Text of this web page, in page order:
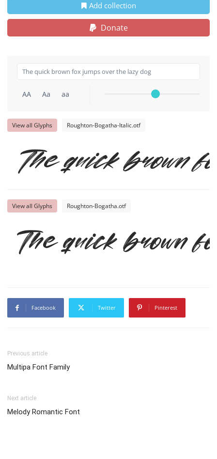
Add collection
Donate
AA Aa aa
View all Glyphs Roughton-Bogatha-Italic.otf
The quick brown
View all Glyphs Roughton-Bogatha.otf
The quick brown
Facebook Twitter Pinterest
Previous article
Multipa Font Family
Next article
Melody Romantic Font